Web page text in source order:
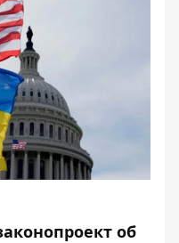
об